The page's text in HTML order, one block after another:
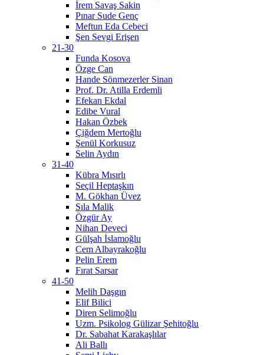
İrem Savaş Sakin
Pınar Sude Genç
Meftun Eda Cebeci
Şen Sevgi Erişen
21-30
Funda Kosova
Özge Can
Hande Sönmezerler Sinan
Prof. Dr. Atilla Erdemli
Efekan Ekdal
Edibe Vural
Hakan Özbek
Çiğdem Mertoğlu
Şenül Korkusuz
Selin Aydın
31-40
Kübra Mısırlı
Seçil Heptaşkın
M. Gökhan Üvez
Sıla Malik
Özgür Ay
Nihan Deveci
Gülşah İslamoğlu
Cem Albayrakoğlu
Pelin Erem
Fırat Sarsar
41-50
Melih Daşgın
Elif Bilici
Diren Selimoğlu
Uzm. Psikolog Gülizar Şehitoğlu
Dr. Sabahat Karakaşlılar
Ali Ballı